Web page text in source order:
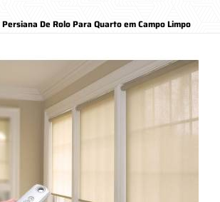
Persiana De Rolo Para Quarto em Campo Limpo